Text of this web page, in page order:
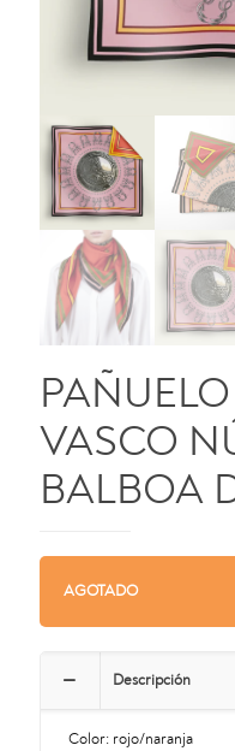
VASCO
BALBOA
AGOTADO
Descripción
Color: rojo/naranja